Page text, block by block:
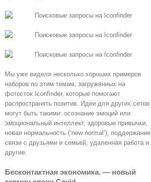
Мы уже видели несколько хороших примеров
наборов по этим темам, загруженных на
фотосток Iconfinder, которые помогают
распространять позитив. Идеи для других сетов
могут быть такими: осознание эмоций или
эмоциональный интеллект, здоровые привычки,
новая нормальность (‘new normal’), поддержание
связи с друзьями и семьей, удаленная работа и
другие.
Бесконтактная экономика. — новый